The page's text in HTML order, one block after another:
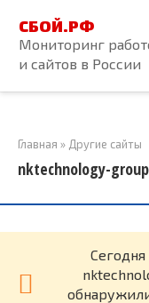
контенту
СБОЙ.РФ
Мониторинг
и сайтов в России
Главная » Другие сайты
nktechnology-